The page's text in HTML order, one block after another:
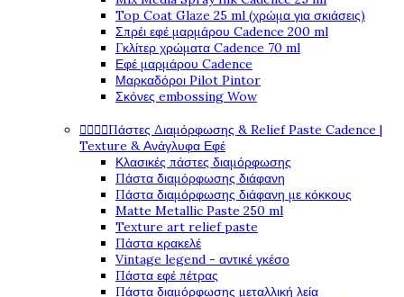
Top Coat Glaze 25 ml (χρώμα για σκιάσεις)
Σπρέι εφέ μαρμάρου Cadence 200 ml
Γκλίτερ χρώματα Cadence 70 ml
Εφέ μαρμάρου Cadence
Μαρκαδόροι Pilot Pintor
Σκόνες embossing Wow
   Πάστες Διαμόρφωσης & Relief Paste Cadence |
Texture & Ανάγλυφα Εφέ
Κλασικές πάστες διαμόρφωσης
Πάστα διαμόρφωσης διάφανη
Πάστα διαμόρφωσης διάφανη με κόκκους
Matte Metallic Paste 250 ml
Texture art relief paste
Πάστα κρακελέ
Vintage legend - αντικέ γκέσο
Πάστα εφέ πέτρας
Πάστα διαμόρφωσης μεταλλική λεία